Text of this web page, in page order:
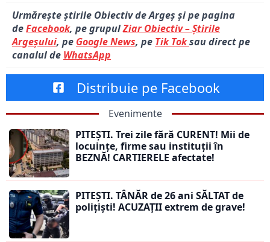
Urmărește știrile Obiectiv de Argeș și pe pagina
deFacebook, pe grupulZiar Obiectiv – Știrile
Argeșului, pe Google News, pe Tik Toksau direct pe
canalul de WhatsApp
Distribuie pe Facebook
Evenimente
PITEȘTI. Trei zile fără CURENT! Mii de
locuințe, firme sau instituții în
BEZNĂ! CARTIERELE afectate!
PITEȘTI. TÂNĂR de 26 ani SĂLTAT de
polițiști! ACUZAȚII extrem de grave!